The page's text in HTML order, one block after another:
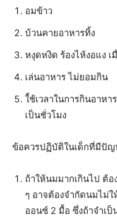
อมข้าว
บ้วนคายอาหารทิ้ง
หงุดหงิด ร้องไห้งอแง เ
เล่นอาหาร ไม่ยอมกิน
ใ้ช้เวลาในการกินอาห
เป็นชั่วโมง
ข้อควรปฏิบัติในเด็กที่มีปัญ
ถ้าให้นมมากเกินไป ต้
ๆ อาจต้องจำกัดนมไม่
ออนซ์ 2 มื้อ ซึ่งถ้าจำเ